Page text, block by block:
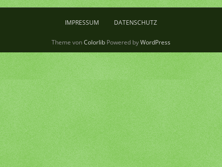
IMPRESSUM DATENSCHUTZ
Theme vonColorlib Powered byWordPress